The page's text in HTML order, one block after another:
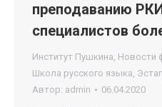
преподаванию
специалистов
Институт Пушкина, Новости
Школа русского языка,
Автор: admin 06.04.2020